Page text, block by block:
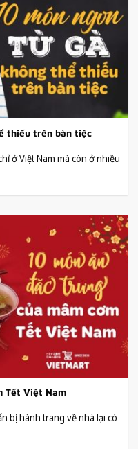
thiếu trên bàn tiệc
ở Việt Nam mà còn ở nhiều
Tết Việt Nam
bị hành trang về nhà lại có